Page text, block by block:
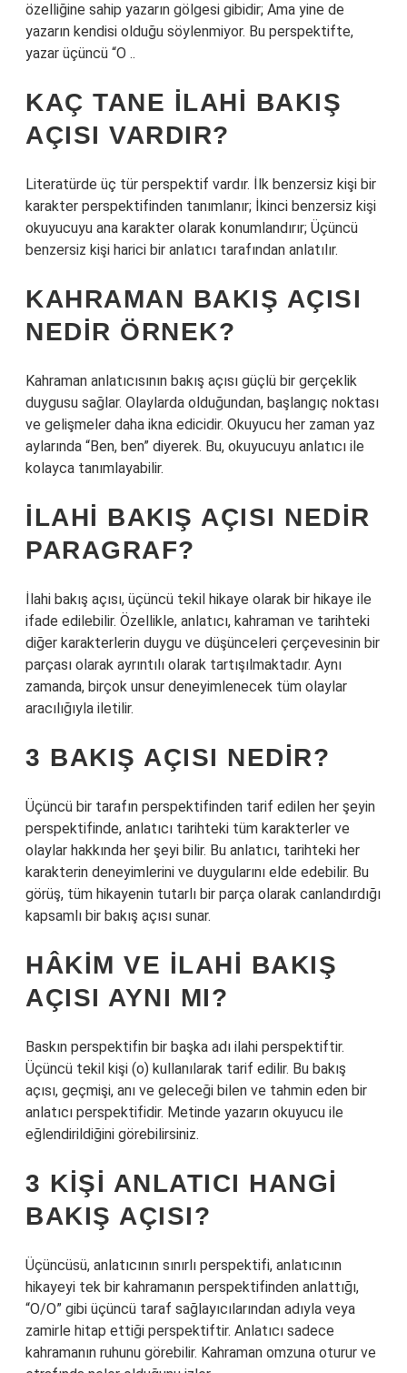
özelliğine sahip yazarın gölgesi gibidir; Ama yine de
yazarın kendisi olduğu söylenmiyor. Bu perspektifte,
yazar üçüncü “O ..
KAÇ TANE ILAHI BAKIŞ
AÇISI VARDIR?
Literatürde üç tür perspektif vardır. İlk benzersiz kişi bir
karakter perspektifinden tanımlanır; İkinci benzersiz kişi
okuyucuyu ana karakter olarak konumlandırır; Üçüncü
benzersiz kişi harici bir anlatıcı tarafından anlatılır.
KAHRAMAN BAKIŞ AÇISI
NEDIR ÖRNEK?
Kahraman anlatıcısının bakış açısı güçlü bir gerçeklik
duygusu sağlar. Olaylarda olduğundan, başlangıç ​​noktası
ve gelişmeler daha ikna edicidir. Okuyucu her zaman yaz
aylarında “Ben, ben” diyerek. Bu, okuyucuyu anlatıcı ile
kolayca tanımlayabilir.
İLAHI BAKIŞ AÇISI NEDIR
PARAGRAF?
İlahi bakış açısı, üçüncü tekil hikaye olarak bir hikaye ile
ifade edilebilir. Özellikle, anlatıcı, kahraman ve tarihteki
diğer karakterlerin duygu ve düşünceleri çerçevesinin bir
parçası olarak ayrıntılı olarak tartışılmaktadır. Aynı
zamanda, birçok unsur deneyimlenecek tüm olaylar
aracılığıyla iletilir.
3 BAKIŞ AÇISI NEDIR?
Üçüncü bir tarafın perspektifinden tarif edilen her şeyin
perspektifinde, anlatıcı tarihteki tüm karakterler ve
olaylar hakkında her şeyi bilir. Bu anlatıcı, tarihteki her
karakterin deneyimlerini ve duygularını elde edebilir. Bu
görüş, tüm hikayenin tutarlı bir parça olarak canlandırdığı
kapsamlı bir bakış açısı sunar.
HÂKIM VE ILAHI BAKIŞ
AÇISI AYNI MI?
Baskın perspektifin bir başka adı ilahi perspektiftir.
Üçüncü tekil kişi (o) kullanılarak tarif edilir. Bu bakış
açısı, geçmişi, anı ve geleceği bilen ve tahmin eden bir
anlatıcı perspektifidir. Metinde yazarın okuyucu ile
eğlendirildiğini görebilirsiniz.
3 KIŞI ANLATICI HANGI
BAKIŞ AÇISI?
Üçüncüsü, anlatıcının sınırlı perspektifi, anlatıcının
hikayeyi tek bir kahramanın perspektifinden anlattığı,
“O/O” gibi üçüncü taraf sağlayıcılarından adıyla veya
zamirle hitap ettiği perspektiftir. Anlatıcı sadece
kahramanın ruhunu görebilir. Kahraman omzuna oturur ve